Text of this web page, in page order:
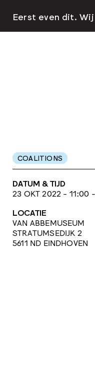
COALITIONS
DATUM & TIJD
23 OKT 2022 - 11:00
LOCATIE
VAN ABBEMUSEUM
STRATUMSEDIJK 2
5611 ND EINDHOVEN
Eerst even dit.